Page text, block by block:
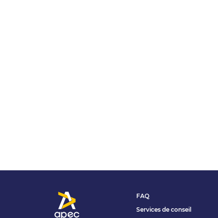
FAQ
Services de conseil